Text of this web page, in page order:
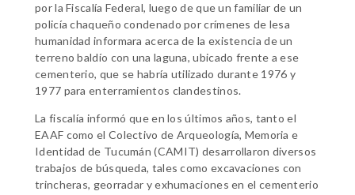
por la Fiscalía Federal, luego de que un familiar de un
policía chaqueño condenado por crímenes de lesa
humanidad informara acerca de la existencia de un
terreno baldío con una laguna, ubicado frente a ese
cementerio, que se habría utilizado durante 1976 y
1977 para enterramientos clandestinos.
La fiscalía informó que en los últimos años, tanto el
EAAF como el Colectivo de Arqueología, Memoria e
Identidad de Tucumán (CAMIT) desarrollaron diversos
trabajos de búsqueda, tales como excavaciones con
trincheras, georradar y exhumaciones en el cementerio